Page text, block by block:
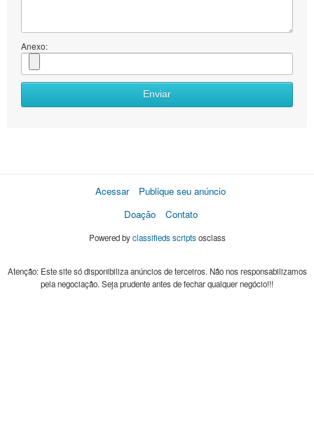
Anexo:
Enviar
Acessar
Publique seu anúncio
Doação
Contato
Powered byclassifieds scriptsosclass
Atenção: Este site só disponibiliza anúncios de terceiros. Não nos responsabilizamos
pela negociação. Seja prudente antes de fechar qualquer negócio!!!